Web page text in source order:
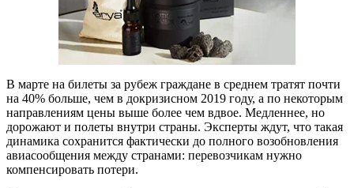
В марте на билеты за рубеж граждане в среднем тратят почти
на 40% больше, чем в докризисном 2019 году, а по некоторым
направлениям цены выше более чем вдвое. Медленнее, но
дорожают и полеты внутри страны. Эксперты ждут, что такая
динамика сохранится фактически до полного возобновления
авиасообщения между странами: перевозчикам нужно
компенсировать потери.